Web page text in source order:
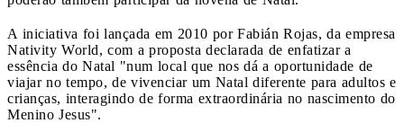
A iniciativa foi lançada em 2010 por Fabián Rojas, da empresa
Nativity World, com a proposta declarada de enfatizar a
essência do Natal "num local que nos dá a oportunidade de
viajar no tempo, de vivenciar um Natal diferente para adultos e
crianças, interagindo de forma extraordinária no nascimento do
Menino Jesus".